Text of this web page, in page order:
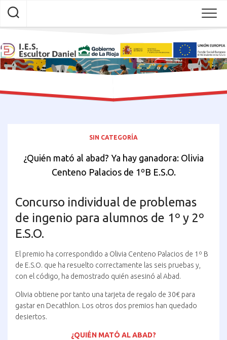
Skip
content
SIN CATEGORÍA
¿Quién mató al abad? Ya hay ganadora: Olivia
Centeno Palacios de 1ºB E.S.O.
Concurso individual de problemas
de ingenio para alumnos de 1º y 2º
E.S.O.
El premio ha correspondido a Olivia Centeno Palacios de 1º B
de E.S.O. que ha resuelto correctamente las seis pruebas y,
con el código, ha demostrado quién asesinó al Abad.
Olivia obtiene por tanto una tarjeta de regalo de 30€ para
gastar en Decathlon. Los otros dos premios han quedado
desiertos.
¿QUIÉN MATÓ AL ABAD?